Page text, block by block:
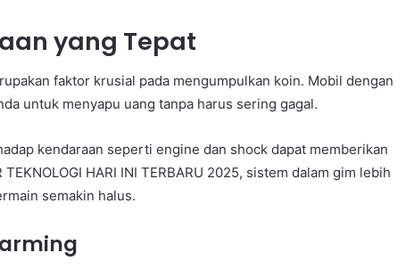
yang Tepat
faktor krusial pada mengumpulkan koin. Mobil dengan
untuk menyapu uang tanpa harus sering gagal.
kendaraan seperti engine dan shock dapat memberikan
HARI INI TERBARU 2025, sistem dalam gim lebih
semakin halus.